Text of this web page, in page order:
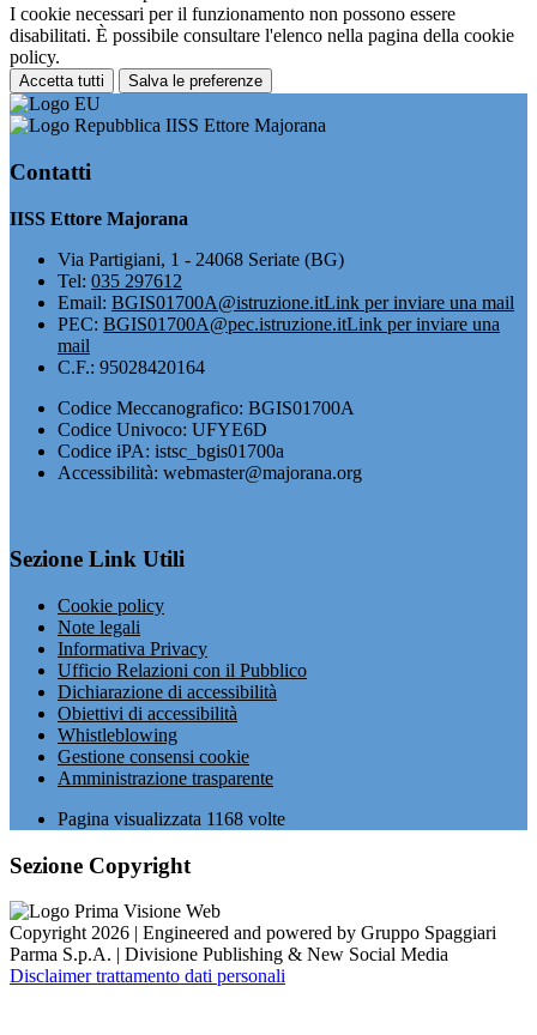
I cookie necessari per il funzionamento non possono essere
disabilitati. È possibile consultare l'elenco nella pagina della cookie
policy.
Accetta tutti Salva le preferenze
IISS Ettore Majorana
Contatti
IISS Ettore Majorana
Via Partigiani, 1 - 24068 Seriate (BG)
Tel: 035 297612
Email: BGIS01700A@istruzione.itLink per inviare una mail
PEC: BGIS01700A@pec.istruzione.itLink per inviare una
mail
C.F.: 95028420164
Codice Meccanografico: BGIS01700A
Codice Univoco: UFYE6D
Codice iPA: istsc_bgis01700a
Accessibilità: webmaster@majorana.org
Sezione Link Utili
Cookie policy
Note legali
Informativa Privacy
Ufficio Relazioni con il Pubblico
Dichiarazione di accessibilità
Obiettivi di accessibilità
Whistleblowing
Gestione consensi cookie
Amministrazione trasparente
Pagina visualizzata 1168 volte
Sezione Copyright
Copyright 2026 | Engineered and powered by Gruppo Spaggiari
Parma S.p.A. | Divisione Publishing & New Social Media
Disclaimer trattamento dati personali